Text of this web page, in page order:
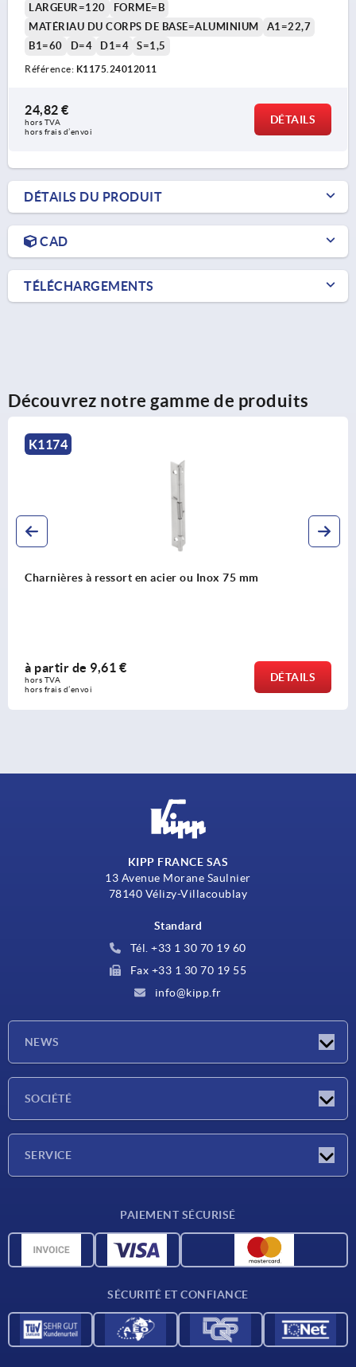
LARGEUR=120
FORME=B
MATÉRIAU DU CORPS DE BASE=ALUMINIUM
A1=22,7
B1=60
D=4 D1=4 S=1,5
Référence: K1175.24012011
24,82 €
hors TVA
hors frais d’envoi
DÉTAILS
DÉTAILS DU PRODUIT
CAD
TÉLÉCHARGEMENTS
Découvrez notre gamme de produits
K1177
Charnières à ressort en acier ou Inox 240 mm
à partir de 30,62 €
hors TVA
hors frais d’envoi
DÉTAILS
KIPP FRANCE SAS
13 Avenue Morane Saulnier
78140 Vélizy-Villacoublay
Standard
Tél. +33 1 30 70 19 60
Fax +33 1 30 70 19 55
info@kipp.fr
NEWS
SOCIÉTÉ
SERVICE
Données CAO
PAIEMENT SÉCURISÉ
SÉCURITÉ ET CONFIANCE